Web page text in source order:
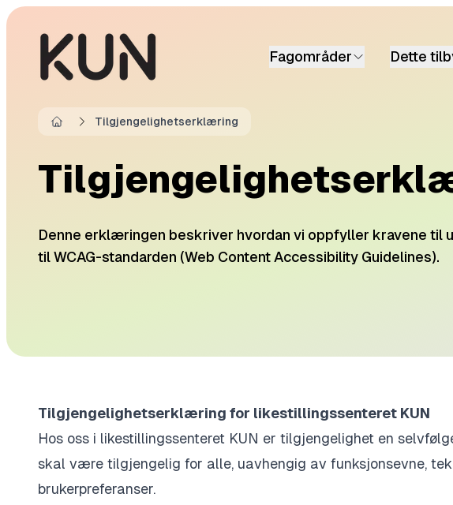
Fagområder Dette
Tilgjengelighetserklæring
Denne erklæringen beskriver hvordan vi oppfyller kravene til
til WCAG-standarden (Web Content Accessibility Guidelines).
Tilgjengelighetserklæring for likestillingssenteret KUN
Hos oss i likestillingssenteret KUN er tilgjengelighet en
skal være tilgjengelig for alle, uavhengig av funksjonsevne,
brukerpreferanser.